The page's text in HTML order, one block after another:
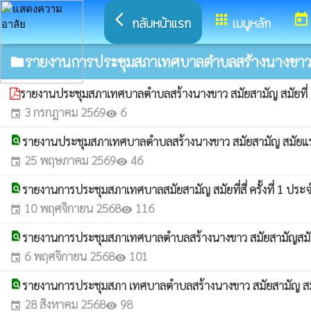
arrow_back_ios กลับหน้าแรก appsเมนูหลัก today
folderรายงานการประชุมสภาเทศบาลตำบลสร้างนางขาว
รายงานประชุมสภาเทศบาลตำบลสร้างนางขาว สมัยสามัญ สมัย
event 3 กรกฎาคม 2569visibility 6
find_in_pageรายงานประชุมสภาเทศบาลตำบลสร้างนางขาว สมัยสามัญ สมัย
event 25 พฤษภาคม 2569visibility 46
find_in_pageรายงานการประชุมสภาเทศบาลสมัยสามัญ สมัยที่สี่ ครั้งที่ 1 ปร
event 10 พฤศจิกายน 2568visibility 116
find_in_pageรายงานการประชุมสภาเทศบาลตำบลสร้างนางขาว สมัยสามัญ
event 6 พฤศจิกายน 2568visibility 101
find_in_pageรายงานการประชุมสภา เทศบาลตำบลสร้างนางขาว สมัยสามัญ
event 28 สิงหาคม 2568visibility 98